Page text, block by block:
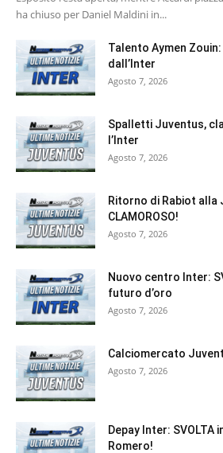
ha chiuso per Daniel Maldini in...
Talento Aymen
dall’Inter
Agosto 7, 2026
Spalletti Juventus,
l’Inter
Agosto 7, 2026
Ritorno di Rabiot alla
CLAMOROSO!
Agosto 7, 2026
Nuovo centro Inter:
futuro d’oro
Agosto 7, 2026
Calciomercato
Agosto 7, 2026
Depay Inter: SVOLTA
Romero!